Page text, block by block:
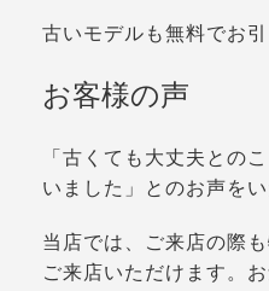
古いモデルも無料でお
お客様の声
「古くても大丈夫との
いました」とのお声をい
当店では、ご来店の際
ご来店いただけます。